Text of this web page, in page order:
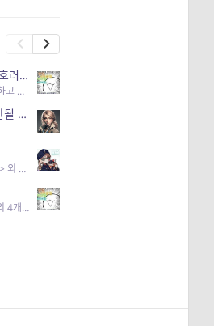
이규락 작가님의 레트로 호러 리뷰
작품
선생님, 거기 서 계시면 안될 것 같은데요-역할 클리셰를 비튼 작품들
품
작품